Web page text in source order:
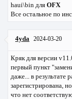
haui\bin для OFX
Все остальное по
4yda 2024-03-20
Кряк для версии
первый пункт
даже... в результате
зарегистрирована,
что нет